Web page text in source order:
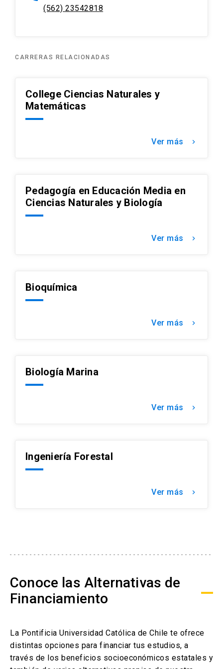
diversas iniciativas, como prácticas de
conocimientos globales para estudiantes,
(562) 23542818
CARRERAS RELACIONADAS
College Ciencias Naturales y
Matemáticas
Ver más keyboard_arrow_right
Pedagogía en Educación Media en
Ciencias Naturales y Biología
Ver más keyboard_arrow_right
Bioquímica
Ver más keyboard_arrow_right
Biología Marina
Ver más keyboard_arrow_right
Ingeniería Forestal
Ver más keyboard_arrow_right
Conoce las Alternativas de
Financiamiento
La Pontificia Universidad Católica de Chile te ofrece
distintas opciones para financiar tus estudios, a
través de los beneficios socioeconómicos estatales y